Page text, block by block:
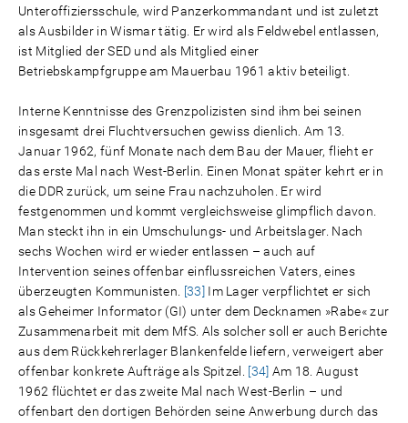
Unteroffiziersschule, wird Panzerkommandant und ist zuletzt
als Ausbilder in Wismar tätig. Er wird als Feldwebel entlassen,
ist Mitglied der SED und als Mitglied einer
Betriebskampfgruppe am Mauerbau 1961 aktiv beteiligt.
Interne Kenntnisse des Grenzpolizisten sind ihm bei seinen
insgesamt drei Fluchtversuchen gewiss dienlich. Am 13.
Januar 1962, fünf Monate nach dem Bau der Mauer, flieht er
das erste Mal nach West-Berlin. Einen Monat später kehrt er in
die DDR zurück, um seine Frau nachzuholen. Er wird
festgenommen und kommt vergleichsweise glimpflich davon.
Man steckt ihn in ein Umschulungs- und Arbeitslager. Nach
sechs Wochen wird er wieder entlassen – auch auf
Intervention seines offenbar einflussreichen Vaters, eines
überzeugten Kommunisten.
[33] Im Lager verpflichtet er sich
als Geheimer Informator (GI) unter dem Decknamen »Rabe« zur
Zusammenarbeit mit dem MfS. Als solcher soll er auch Berichte
aus dem Rückkehrerlager Blankenfelde liefern, verweigert aber
offenbar konkrete Aufträge als Spitzel.
[34] Am 18. August
1962 flüchtet er das zweite Mal nach West-Berlin – und
offenbart den dortigen Behörden seine Anwerbung durch das